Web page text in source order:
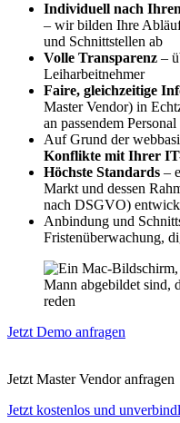
Individuell nach
– wir bilden Ihre
und Schnittstellen ab
Volle Transparenz –
Leiharbeitnehmer
Faire, gleichzeitige
Master Vendor) in
an passendem
Auf Grund der
Konflikte mit Ihrer
Höchste Standards –
Markt und dessen
nach DSGVO)
Anbindung und
Fristenüberwachung,
Jetzt Demo anfragen
Jetzt Master Vendor anfragen
Jetzt kostenlos und